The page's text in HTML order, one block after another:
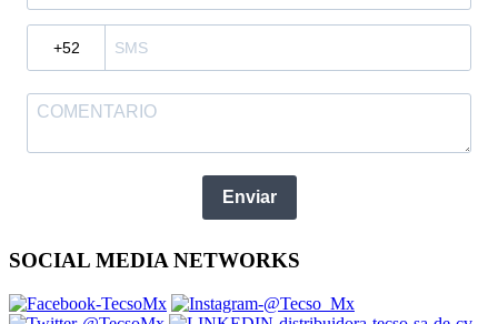
Enviar
SOCIAL MEDIA NETWORKS